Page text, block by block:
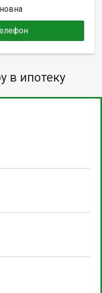
в ипотеку